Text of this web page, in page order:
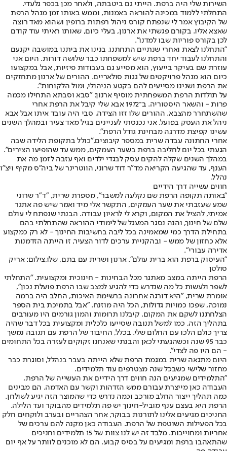
השירות שלי היה ברפת. הייתי גם ביטבתה, ולאחר מכן בכפר גלעדי.
התחלתי ללמוד במכינה להוראה באמנות, וממש באותו זמן מנהל הרפת
של הקיבוץ אמר לי שנפתח קורס ניהול רפתות ברופין ושהוא מאד רוצה
שאצא אליו. בקורם פגשתי את ארנון, בעלי כיום, שאותו ראיתי עוד קודם
לכן בקורס פוריות שבו למדנו".
״התחלנו לצאת ואחרי שנתיים התחתנו. בנינו את ביתנו במושבה יקנעם
והתחלנו לעבוד יחד ברפת שיש למשפחתו כבר שלושה דורות. היום אני
עוזרת שם בעיקר בייעוץ, הוא מסייע גם בעבודות פיזיות, אבל במקצועו
כיום הוא מנהל פרויקטים של גגות סולאריים. ההורים של ארנון מתחזקים
את הרפת ושנינו מסייעים להם בקטע הניהולי, ומול הלקוחות".
על תולדות הרפת המשפחתית מוסיף ארנון: "סבא וסבתא התחילו מכמה
פרות - והשאר היסטוריה. ב־1972 אבא שלי קיבל את הרפת אחרי
שהשתחרר מהצבא. ההורים שלו זזו הצידה, סבי היה עובד איתו אבל אבא
ניהל את העסק בפועל. אני נכנסתי לעניינים בגיל מאד צעיר ובמהלך השנים
עשינו קפיצת מדרגה מבחינת גודל הרפת".
אחרי החתונה עבדה שרית במספר קיבוצים,"כולל בתקופת הלידה שבה
הגעתי בכל יום לחליבה ברפת בשער העמקים, ממש עד שהופיעו הצירים".
במהלך השנים שקלה להקים עסק לבגדי ילדים ואף עזבה לזמן מה את
הענף, עד שהגיעה הקריאה מד"ר דוד שרוני, הווטרינר של ביה"ס מקיף ויצ"ו
נהלל.
חווים עשייה דרך הידיים
"באותה תקופה הרפת שם נקלעה למשבר", מספרת שרית, "ד"ר שרוני
שמע שעזבתי את שער העמקים, התקשר אלי מיד ואמר שיש פה אתגר
אמיתי, להציל את המקום, וקרא לי לראיון עבודה. הבנתי שנפתח לי עולם
שלם של חינוך, והנה נסגר המעגל של לימודי ההוראה שהתחלתי בהם
בתחילת הדרך כמי שמאמינה בכל ליבה בחשיבות החינוך - לא רק כמקצוע
אלא כחזון של ממש - ובהקניית ערכים לדור הצעיר, זו הייתה הזדמנות
אדירה עבורי".
"העיסוק ברפת הוא ברית עולם". ארנון ושרית עם בתם, שלו,צילום: אריק
סולטן
הרפת הייתה במצב מאתגר מכל הבחינות - חינוכית ומקצועית. "התחלתי
לשפר ולעשות כל מה שנדרש כדי להגיע למצב שבו הרפת פועלת נכון",
אומרת שרית, "היא דורגה אחרונה ברשימת האיכות, החלב היה ברמה
נמוכה, שפכו כמויות גדולות, הכל היה מוזנח. "אבל בתמיכת בית הספר
הצלחתנו לשקם את המקום, קיבלנו תרומות והמון גורמים היו מעורבים
בתהליך הזה, כמו למשל תנובה שסייעו כלכלית ומקצועית בכל דבר שהיה
צריך כולם הלכו עם החלום שלי. בכלל, החיבור של הרפת עם תנובה נמשך
כבר 95 שנה וכשהגעתי לכאן והבנתי שאנחנו זקוקים לעזרה בכל התחומים
- הם היו פה לצדי".
היום מתגאה שרית במגמת הרפת שלא הייתה בעבר בנהלל, וסוגרת כבר
מחזור שלישי כשבכל שנה מצטרפים עוד תלמידים.
"התלמידים שמגיעים הנה חווים דרך הידיים את העשייה של הרפת,
העבודה כאן מייצרת עבורם ממש הזדהות וקשר עם האדמה. הם מבינים
כמה תהליך ייצור החלב מורכב וכמה נדרש כדי שהמוצר הזה יגיע לשולחן.
הרפת היא בעצם ענף מוביל-חינוך יש פה תלמידים מהבוקר ועד הלילה.
החניכים מגיעים אלינו לתורנות בבוקר, אחר הצהריים ובערב ולוקחים חלק
בכל הפעילות השוטפת של הרפת. העבודה כאן מקנה להם ערכים של
אחריות ומחוייבות. מלבד זה יש לנו צוות של 15 תלמידים וחניכים
שהתאהבו ברפת ומגיעים על בסיס קבוע. הם לא מוכנים לוותר על אף יום